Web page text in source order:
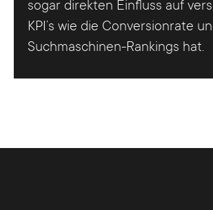
sogar direkten Einfluss auf
KPI’s wie die Conversionrate
Suchmaschinen-Rankings hat.